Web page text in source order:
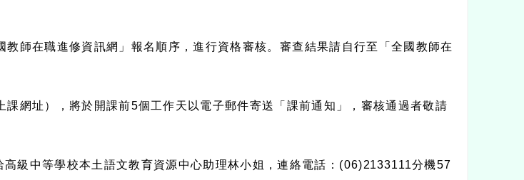
教師在職進修資訊網」報名順序，進行資格審核。審查結果請自行至「全國教師在
課網址），將於開課前5個工作天以電子郵件寄送「課前通知」，審核通過者敬請
級中等學校本土語文教育資源中心助理林小姐，連絡電話： (06)2133111分機57